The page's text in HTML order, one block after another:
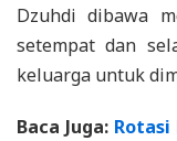
Dzuhdi dibawa
setempat dan
keluarga untuk
Baca Juga: Rotasi